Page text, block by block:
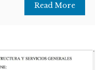
Read More